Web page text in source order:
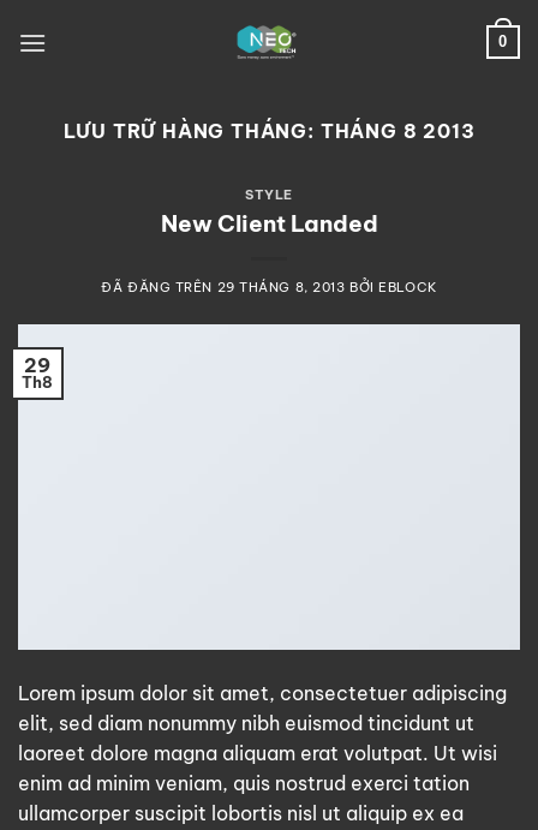
đến
0
LƯU TRỮ HÀNG THÁNG: THÁNG 8 2013
STYLE
New Client Landed
ĐÃ ĐĂNG TRÊN 29 THÁNG 8, 2013 BỞIEBLOCK
29
Th8
Lorem ipsum dolor sit amet, consectetuer adipiscing
elit, sed diam nonummy nibh euismod tincidunt ut
laoreet dolore magna aliquam erat volutpat. Ut wisi
enim ad minim veniam, quis nostrud exerci tation
ullamcorper suscipit lobortis nisl ut aliquip ex ea